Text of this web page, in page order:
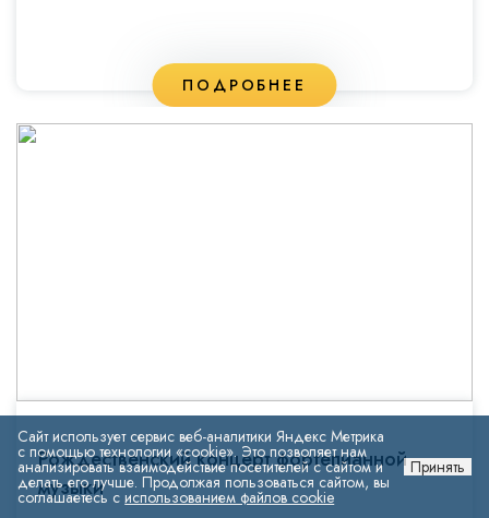
ПОДРОБНЕЕ
Рождественский концерт фортепианной
музыки
Сайт использует сервис веб-аналитики Яндекс Метрика
с помощью технологии «cookie». Это позволяет нам
анализировать взаимодействие посетителей с сайтом и
делать его лучше. Продолжая пользоваться сайтом, вы
соглашаетесь сиспользованием файлов cookie
Принять